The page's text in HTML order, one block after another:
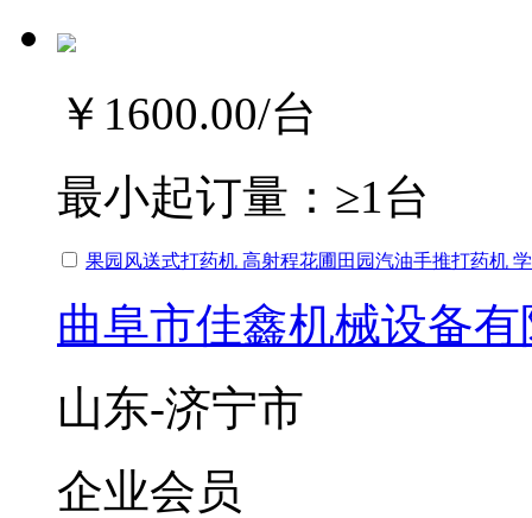
￥1600.00/台
最小起订量： ≥1台
果园风送式打药机 高射程花圃田园汽油手推打药机
曲阜市佳鑫机械设备
山东-济宁市
企业会员